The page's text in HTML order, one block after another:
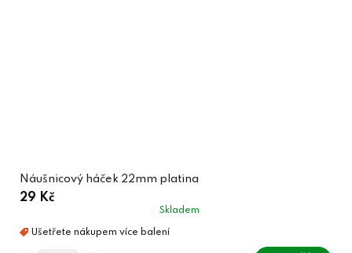
Náušnicový háček 22mm platina
29 Kč
Skladem